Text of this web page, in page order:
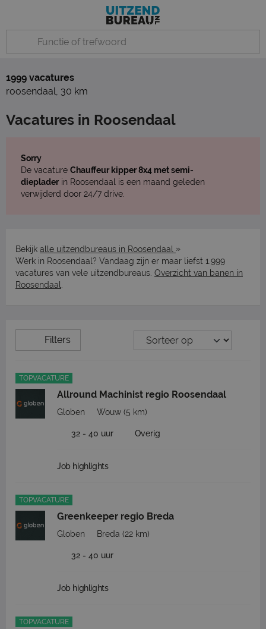
1999 vacatures
roosendaal, 30 km
Vacatures in Roosendaal
Sorry
De vacature Chauffeur kipper 8x4 met semi-
diepladerin Roosendaal is een maand geleden
verwijderd door 24/7 drive.
Bekijk alle uitzendbureaus in Roosendaal »
Werk in Roosendaal? Vandaag zijn er maar liefst 1.999
vacatures van vele uitzendbureaus. Overzicht van banen in
Roosendaal
Filters
TOPVACATURE
Allround Machinist regio Roosendaal
Globen Wouw (5 km)
32 - 40 uur Overig
Job highlights
TOPVACATURE
Greenkeeper regio Breda
Globen Breda (22 km)
32 - 40 uur
Job highlights
TOPVACATURE